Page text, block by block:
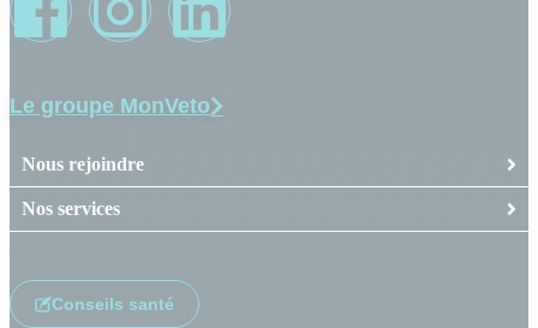
Le groupe MonVeto
Nous rejoindre
Nos services
Conseils santé